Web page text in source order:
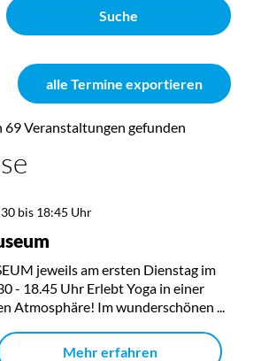
Suche
alle Termine exportieren
69 Veranstaltungen gefunden
bis 18:45 Uhr
jeweils am ersten Dienstag im
- 18.45 Uhr Erlebt Yoga in einer
Atmosphäre! Im wunderschönen ...
Mehr erfahren